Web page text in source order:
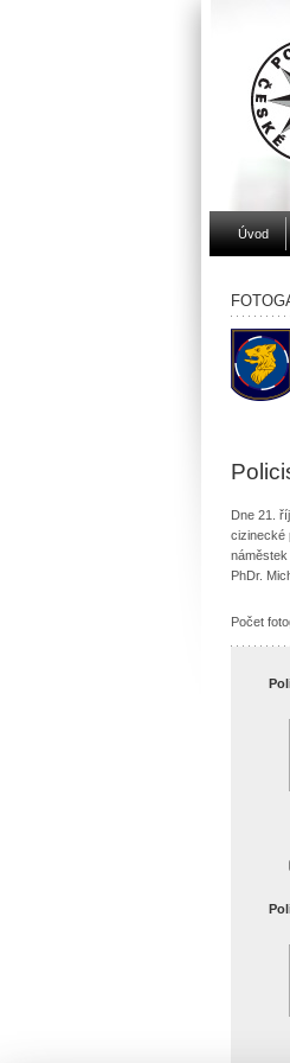
Úvod
Dne 21.
cizinecké
PhDr.
Počet